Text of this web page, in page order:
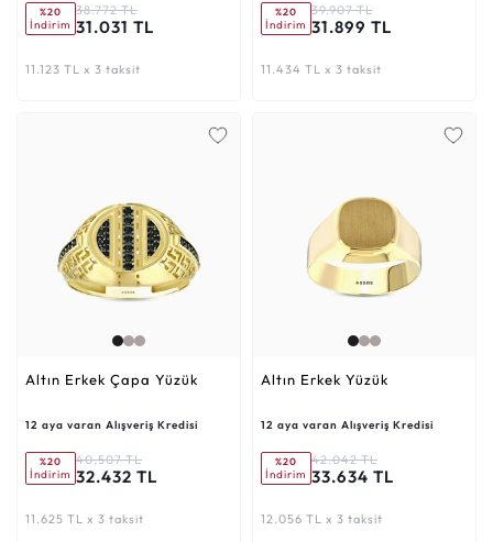
%20
İndirim
38.772 TL
31.031 TL
11.123 TL x 3 taksit
%20
İndirim
39.907 TL
31.899 TL
11.434 TL x 3 taksit
Altın Erkek Çapa Yüzük
12 aya varan Alışveriş Kredisi
%20
İndirim
40.507 TL
32.432 TL
11.625 TL x 3 taksit
Altın Erkek Yüzük
12 aya varan Alışveriş Kredisi
%20
İndirim
42.042 TL
33.634 TL
12.056 TL x 3 taksit